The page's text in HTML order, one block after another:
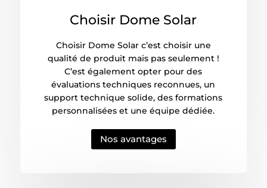
Choisir Dome Solar
Choisir Dome Solar c’est choisir une
qualité de produit mais pas seulement !
C’est également opter pour des
évaluations techniques reconnues, un
support technique solide, des formations
personnalisées et une équipe dédiée.
Nos avantages